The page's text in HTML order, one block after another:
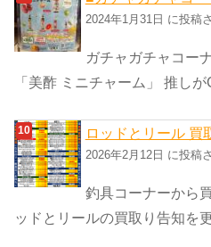
2024年1月31日 に投稿
ガチャガチャコー
「美酢 ミニチャーム」 推し
ロッドとリール 買
2026年2月12日 に投稿
釣具コーナーから
ッドとリールの買取り告知を